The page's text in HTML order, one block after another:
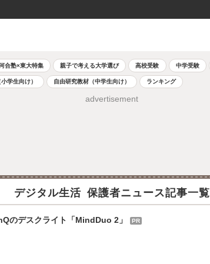
合塾×東大特集 親子で考える大学選び 高校受験 中学受験
学生向け） 自由研究教材（中学生向け） ランキング
advertisement
デジタル生活 保護者ニュース記事一覧
のデスクライト「MindDuo 2」 PR